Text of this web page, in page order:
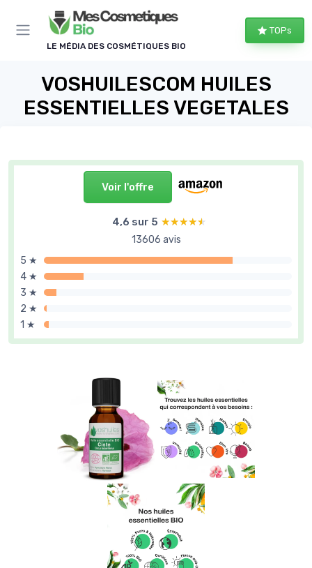
LE MÉDIA DES COSMÉTIQUES BIO
TOPs
VOSHUILESCOM HUILES
ESSENTIELLES VEGETALES
Voir l'offre
4,6 sur 5 ★★★★★
★★★★★
13606 avis
5 ★
4 ★
3 ★
2 ★
1 ★
Panneau de gestion des cookies